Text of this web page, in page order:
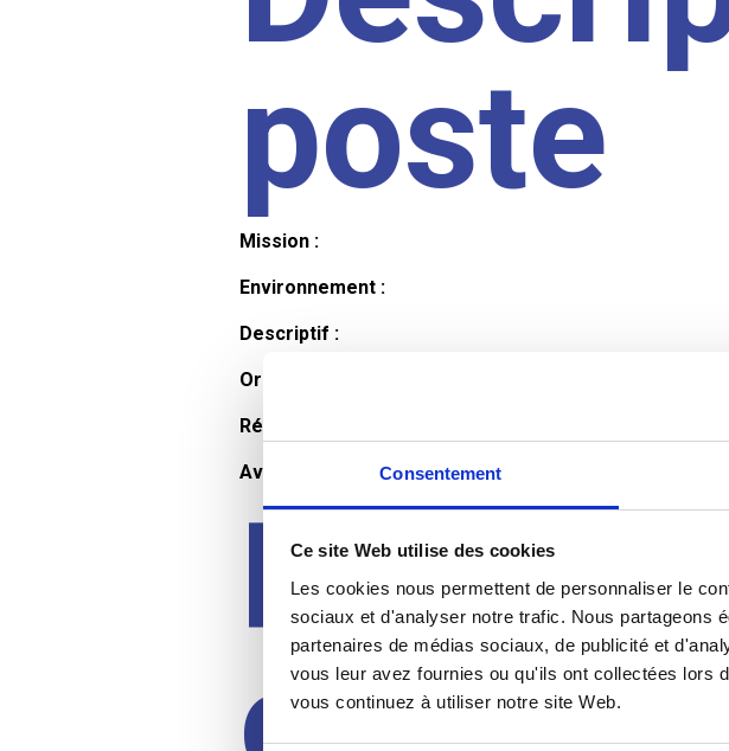
Consentement
Ce site Web utilise des cookies
Les cookies nous permettent de personnaliser le
sociaux et d'analyser notre trafic. Nous partageons
partenaires de médias sociaux, de publicité et
vous leur avez fournies ou qu'ils ont collectées lors
vous continuez à utiliser notre site Web.
poste
Mission :
Environnement :
Descriptif :
Organisation et horaires :
Rémunération :
Avantages :
Profil